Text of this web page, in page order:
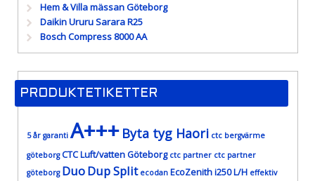
Hem & Villa mässan Göteborg
Daikin Ururu Sarara R25
Bosch Compress 8000 AA
PRODUKTETIKETTER
5 år garanti A+++ Byta tyg Haori ctc bergvärme
göteborg CTC Luft/vatten Göteborg ctc partner ctc partner
göteborg DuoDup Split ecodan EcoZenith i250 L/H effektiv